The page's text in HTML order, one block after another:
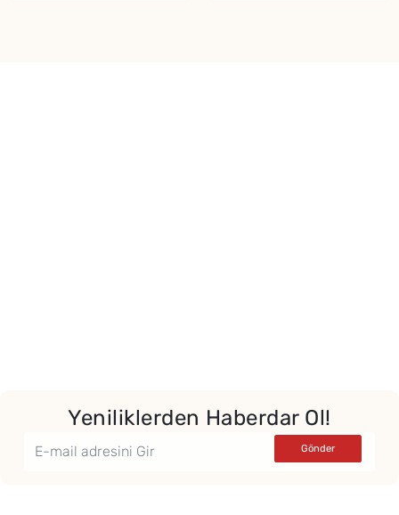
Yeniliklerden Haberdar Ol!